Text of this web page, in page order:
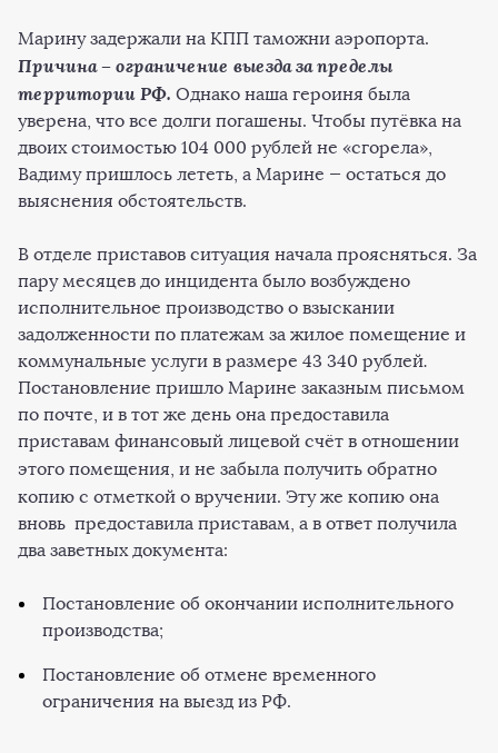
Марину задержали на КПП таможни аэропорта.
Причина – ограничение выезда за пределы
территории РФ. Однако наша героиня была
уверена, что все долги погашены. Чтобы путёвка на
двоих стоимостью 104 000 рублей не «сгорела»,
Вадиму пришлось лететь, а Марине — остаться до
выяснения обстоятельств.
В отделе приставов ситуация начала проясняться. За
пару месяцев до инцидента было возбуждено
исполнительное производство о взыскании
задолженности по платежам за жилое помещение и
коммунальные услуги в размере 43 340 рублей.
Постановление пришло Марине заказным письмом
по почте, и в тот же день она предоставила
приставам финансовый лицевой счёт в отношении
этого помещения, и не забыла получить обратно
копию с отметкой о вручении. Эту же копию она
вновь предоставила приставам, а в ответ получила
два заветных документа:
Постановление об окончании исполнительного
производства;
Постановление об отмене временного
ограничения на выезд из РФ.